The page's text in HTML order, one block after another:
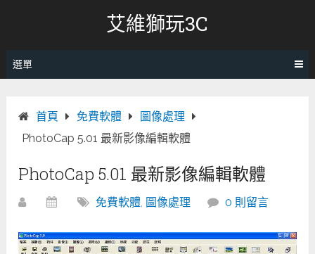
艾維獅玩3C
選單
首頁 免費軟體
圖像處理
PhotoCap 5.01 最新影像編輯軟體
PhotoCap 5.01 最新影像編輯軟體
免費軟體, 圖像處理 0 則留言